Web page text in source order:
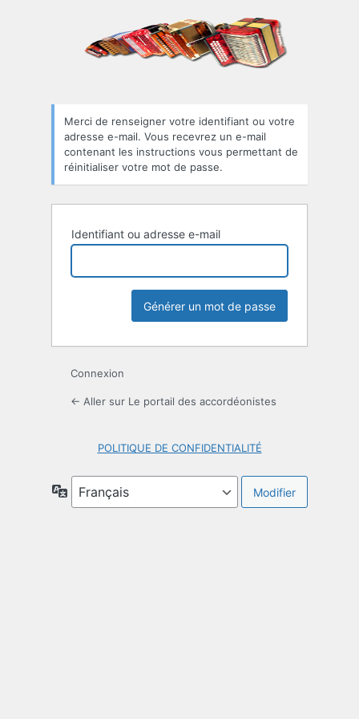
oublié
Merci de renseigner votre identifiant ou votre
adresse e-mail. Vous recevrez un e-mail
contenant les instructions vous permettant de
réinitialiser votre mot de passe.
Identifiant ou adresse e-mail
Connexion
← Aller sur Le portail des accordéonistes
POLITIQUE DE CONFIDENTIALITÉ
Langue